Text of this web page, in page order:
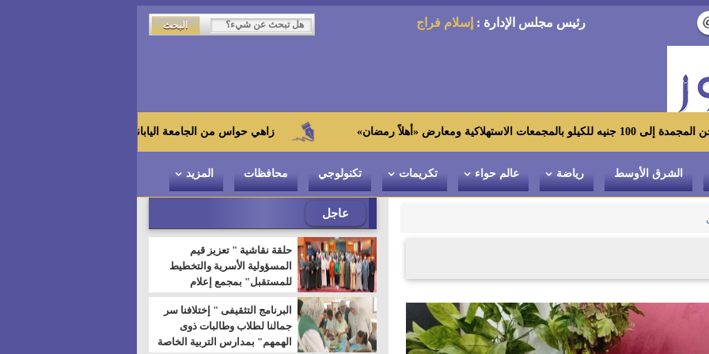
رئيس مجلس الإدارة : إسلام فراج
زاهي حواس من الجامعة اليابانية : "توت عنخ آمون" هو بطل المتحف الكبير
الشرق الأوسط رياضة عالم حواء تكريمات تكنولوجي محافظات المزيد
عاجل
حلقة نقاشية " تعزيز قيم
المسؤولية الأسرية والتخطيط
للمستقبل" بمجمع إعلام
السويس
البرنامج التثقيفى " إختلافنا سر
جمالنا لطلاب وطالبات ذوى
الهمهم" بمدارس التربية الخاصة